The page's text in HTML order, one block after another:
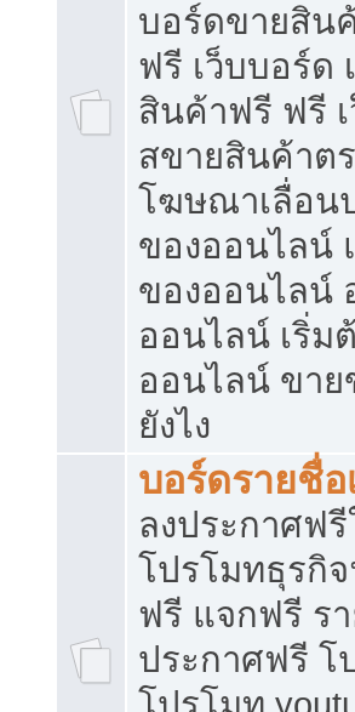
บอร์ดขายสิน
ฟรี เว็บบอร์ด
สินค้าฟรี ฟรี
สขายสินค้าต
โฆษณาเลื่อน
ของออนไลน์
ของออนไลน์
ออนไลน์ เริ่ม
ออนไลน์ ขาย
ยังไง
บอร์ดรายชื่อ
ลงประกาศฟรี
โปรโมทธุรกิ
ฟรี แจกฟรี ร
ประกาศฟรี โ